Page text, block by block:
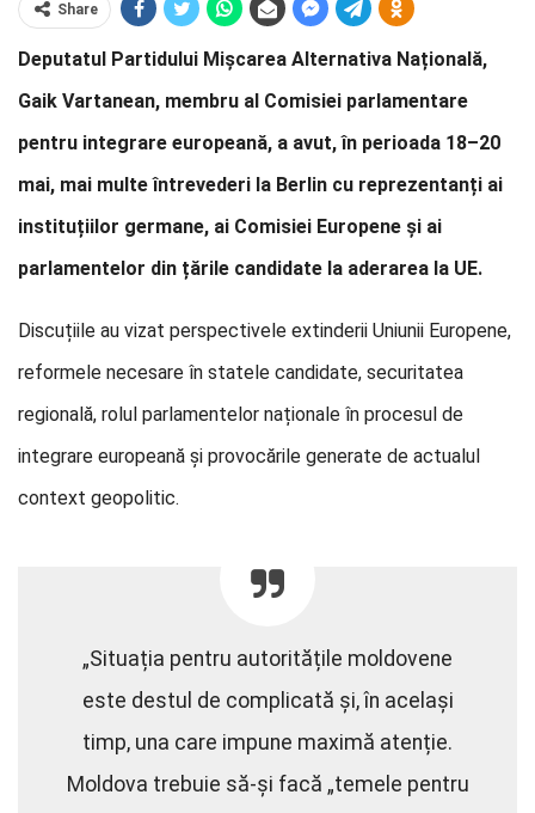
Share
Deputatul Partidului Mișcarea Alternativa Națională,
Gaik Vartanean, membru al Comisiei parlamentare
pentru integrare europeană, a avut, în perioada 18–20
mai, mai multe întrevederi la Berlin cu reprezentanți ai
instituțiilor germane, ai Comisiei Europene și ai
parlamentelor din țările candidate la aderarea la UE.
Discuțiile au vizat perspectivele extinderii Uniunii Europene,
reformele necesare în statele candidate, securitatea
regională, rolul parlamentelor naționale în procesul de
integrare europeană și provocările generate de actualul
context geopolitic.
„Situația pentru autoritățile moldovene
este destul de complicată și, în același
timp, una care impune maximă atenție.
Moldova trebuie să-și facă „temele pentru